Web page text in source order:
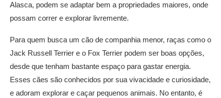
Alasca, podem se adaptar bem a propriedades maiores, onde
possam correr e explorar livremente.
Para quem busca um cão de companhia menor, raças como o
Jack Russell Terrier e o Fox Terrier podem ser boas opções,
desde que tenham bastante espaço para gastar energia.
Esses cães são conhecidos por sua vivacidade e curiosidade,
e adoram explorar e caçar pequenos animais. No entanto, é